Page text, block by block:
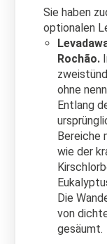
Sie haben
optionalen
Rochão.
ohne
Entlang
Bereiche
wie der
Die
von
gesäumt.